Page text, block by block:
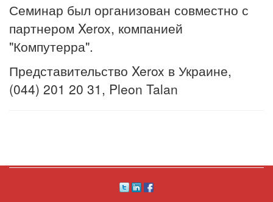
Семинар был организован совместно с
партнером Xerox, компанией
"Компутерра".
Представительство Xerox в Украине,
(044) 201 20 31, Pleon Talan